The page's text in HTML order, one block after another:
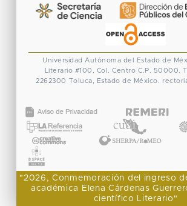
Universidad Autónoma del Estado de
Literario #100. Col. Centro C.P. 50000.
2262300
Toluca, Estado de México.
"2026, Conmemoración del ingreso
académica Elena Cárdenas
científico Literario"